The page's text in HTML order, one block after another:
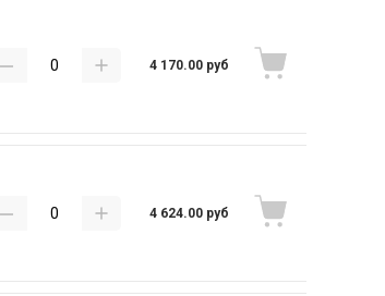
4 170.00 руб
4 624.00 руб